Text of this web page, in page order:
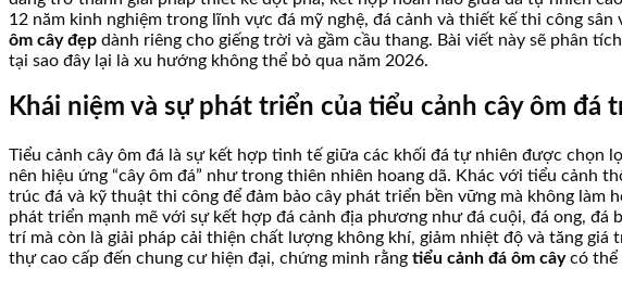
12 năm kinh nghiệm trong lĩnh vực đá mỹ nghệ, đá cảnh và thiết kế thi công
ôm cây đẹp dành riêng cho giếng trời và gầm cầu thang. Bài viết này sẽ phân
tại sao đây lại là xu hướng không thể bỏ qua năm 2026.
Khái niệm và sự phát triển của tiểu cảnh cây ôm
Tiểu cảnh cây ôm đá là sự kết hợp tinh tế giữa các khối đá tự nhiên được chọn
nên hiệu ứng “cây ôm đá” như trong thiên nhiên hoang dã. Khác với tiểu cảnh
trúc đá và kỹ thuật thi công để đảm bảo cây phát triển bền vững mà không
phát triển mạnh mẽ với sự kết hợp đá cảnh địa phương như đá cuội, đá ong,
trí mà còn là giải pháp cải thiện chất lượng không khí, giảm nhiệt độ và tăng
thự cao cấp đến chung cư hiện đại, chứng minh rằng tiểu cảnh đá ôm câycó thể